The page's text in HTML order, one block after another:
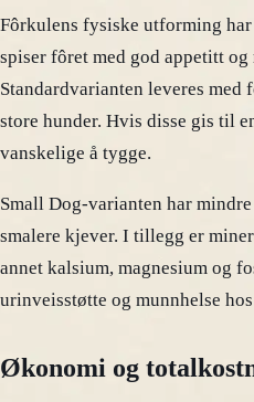
Fôrkulens fysiske utforming
spiser fôret med god appetitt
Standardvarianten leveres
store hunder. Hvis disse gis til
vanskelige å tygge.
Small Dog-varianten har
smalere kjever. I tillegg er
annet kalsium, magnesium og
urinveisstøtte og munnhelse
Økonomi og